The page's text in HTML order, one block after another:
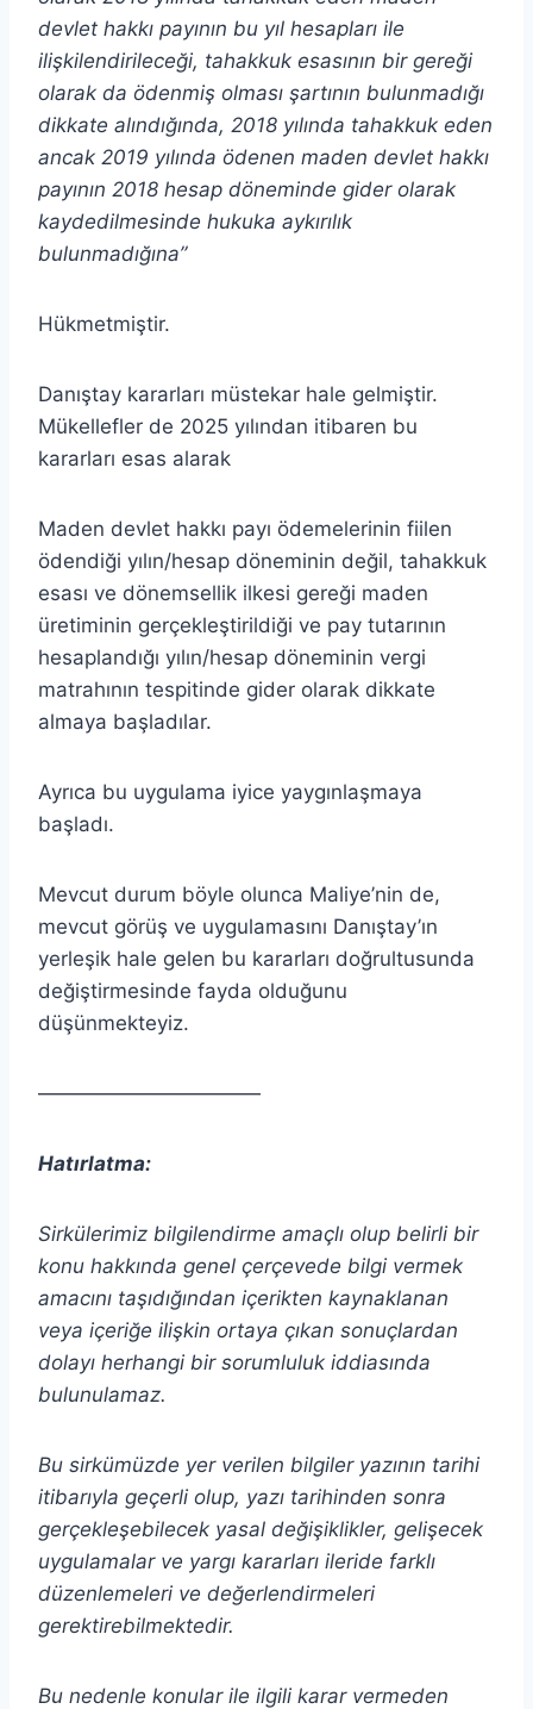
devlet hakkı payının bu yıl hesapları ile
ilişkilendirileceği, tahakkuk esasının bir gereği
olarak da ödenmiş olması şartının bulunmadığı
dikkate alındığında, 2018 yılında tahakkuk eden
ancak 2019 yılında ödenen maden devlet hakkı
payının 2018 hesap döneminde gider olarak
kaydedilmesinde hukuka aykırılık
bulunmadığına”
Hükmetmiştir.
Danıştay kararları müstekar hale gelmiştir.
Mükellefler de 2025 yılından itibaren bu
kararları esas alarak
Maden devlet hakkı payı ödemelerinin fiilen
ödendiği yılın/hesap döneminin değil, tahakkuk
esası ve dönemsellik ilkesi gereği maden
üretiminin gerçekleştirildiği ve pay tutarının
hesaplandığı yılın/hesap döneminin vergi
matrahının tespitinde gider olarak dikkate
almaya başladılar.
Ayrıca bu uygulama iyice yaygınlaşmaya
başladı.
Mevcut durum böyle olunca Maliye’nin de,
mevcut görüş ve uygulamasını Danıştay’ın
yerleşik hale gelen bu kararları doğrultusunda
değiştirmesinde fayda olduğunu
düşünmekteyiz.
———————————
Hatırlatma:
Sirkülerimiz bilgilendirme amaçlı olup belirli bir
konu hakkında genel çerçevede bilgi vermek
amacını taşıdığından içerikten kaynaklanan
veya içeriğe ilişkin ortaya çıkan sonuçlardan
dolayı herhangi bir sorumluluk iddiasında
bulunulamaz.
Bu sirkümüzde yer verilen bilgiler yazının tarihi
itibarıyla geçerli olup, yazı tarihinden sonra
gerçekleşebilecek yasal değişiklikler, gelişecek
uygulamalar ve yargı kararları ileride farklı
düzenlemeleri ve değerlendirmeleri
gerektirebilmektedir.
Bu nedenle konular ile ilgili karar vermeden